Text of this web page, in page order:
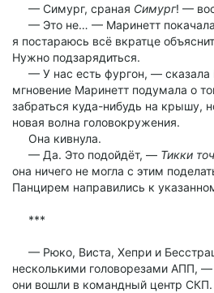
— Симург, сраная Симург! —
— Это не… — Маринетт
я постараюсь всё вкратце
Нужно подзарядиться.
— У нас есть фургон, — сказала
мгновение Маринетт подумала о
забраться куда-нибудь на крышу,
новая волна головокружения.
Она кивнула.
— Да. Это подойдёт, — Тикки
она ничего не могла с этим
Панцирем направились к
***
— Рюко, Виста, Хепри и
несколькими головорезами АПП,
они вошли в командный центр